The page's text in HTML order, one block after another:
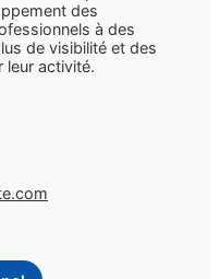
des
à des
de visibilité et des
leur activité.